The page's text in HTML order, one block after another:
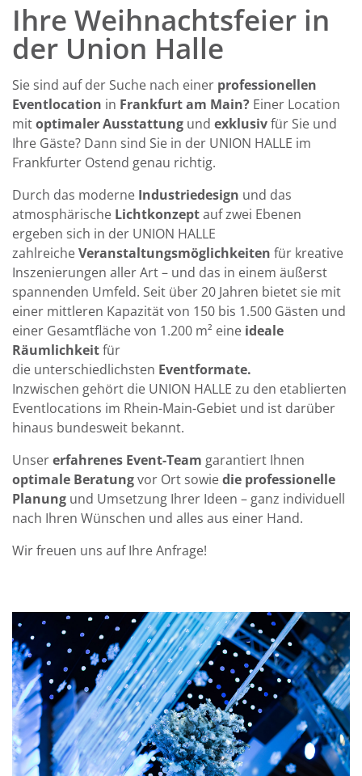
Ihre Weihnachtsfeier in
der Union Halle
Sie sind auf der Suche nach einer professionellen
Eventlocation in Frankfurt am Main? Einer Location
mitoptimaler Ausstattung und exklusivfür Sie und
Ihre Gäste? Dann sind Sie in der UNION HALLE im
Frankfurter Ostend genau richtig.
Durch das moderne Industriedesign und das
atmosphärische Lichtkonzeptauf zwei Ebenen
ergeben sich in der UNION HALLE
zahlreicheVeranstaltungsmöglichkeiten für kreative
Inszenierungen allerArt – und das in einem äußerst
spannenden Umfeld. Seit über 20 Jahren bietet sie mit
einer mittleren Kapazität von 150 bis 1.500 Gästen und
einer Gesamtfläche von 1.200 m² eine ideale
Räumlichkeitfür
die unterschiedlichsten Eventformate.
Inzwischen gehört die UNION HALLE zu den etablierten
Eventlocations im Rhein-Main-Gebiet und ist darüber
hinaus bundesweit bekannt.
Unsererfahrenes Event-Team garantiert Ihnen
optimale Beratungvor Ort sowiedie professionelle
Planung und Umsetzung Ihrer Ideen – ganz individuell
nach Ihren Wünschen und alles aus einer Hand.
Wirfreuen uns auf Ihre Anfrage!